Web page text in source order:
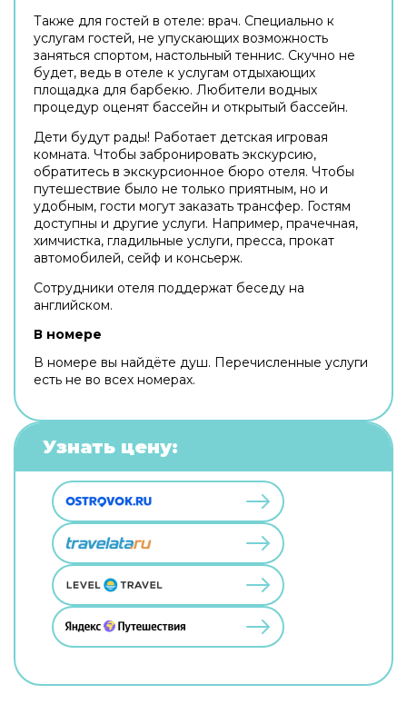
Также для гостей в отеле: врач. Специально к
услугам гостей, не упускающих возможность
заняться спортом, настольный теннис. Скучно не
будет, ведь в отеле к услугам отдыхающих
площадка для барбекю. Любители водных
процедур оценят бассейн и открытый бассейн.
Дети будут рады! Работает детская игровая
комната. Чтобы забронировать экскурсию,
обратитесь в экскурсионное бюро отеля. Чтобы
путешествие было не только приятным, но и
удобным, гости могут заказать трансфер. Гостям
доступны и другие услуги. Например, прачечная,
химчистка, гладильные услуги, пресса, прокат
автомобилей, сейф и консьерж.
Сотрудники отеля поддержат беседу на
английском.
В номере
В номере вы найдёте душ. Перечисленные услуги
есть не во всех номерах.
Узнать цену: